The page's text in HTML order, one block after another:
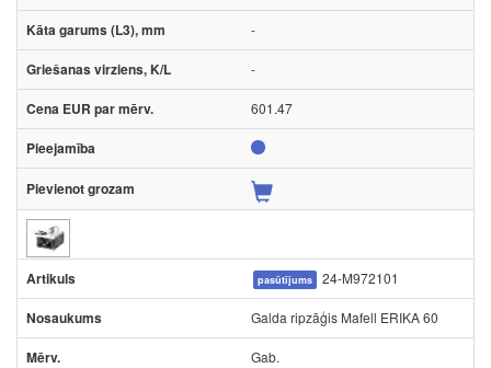
-
-
601.47
pasūtījums 24-M972101
Galda ripzāģis Mafell ERIKA 60
Gab.